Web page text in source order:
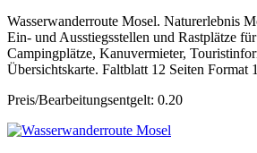
Wasserwanderroute Mosel. Naturerlebnis
Ein- und Ausstiegsstellen und Rastplätze
Campingplätze, Kanuvermieter,
Übersichtskarte. Faltblatt 12 Seiten Format
Preis/Bearbeitungsentgelt: 0.20